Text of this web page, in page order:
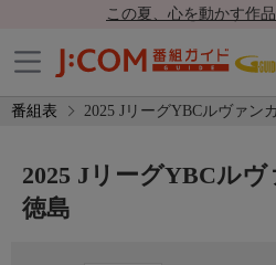
この夏、心を動かす作
番組表 2025 JリーグYBCルヴァン
2025 JリーグYBCル
徳島